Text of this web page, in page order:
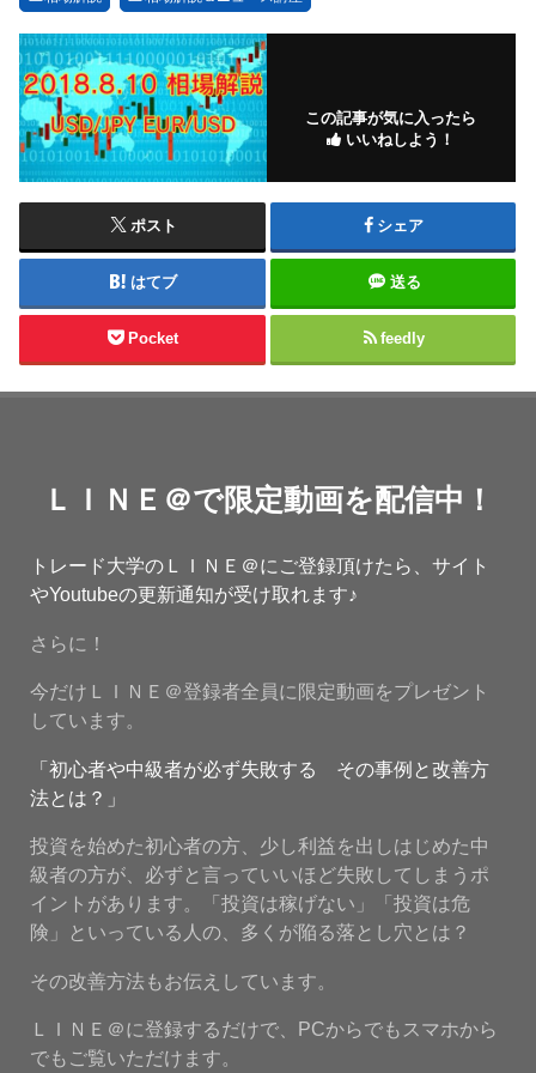
この記事が気に入ったら
いいねしよう！
ポスト シェア
はてブ 送る
Pocket feedly
ＬＩＮＥ＠で限定動画を配信中！
トレード大学のＬＩＮＥ＠にご登録頂けたら、サイト
やYoutubeの更新通知が受け取れます♪
さらに！
今だけＬＩＮＥ＠登録者全員に限定動画をプレゼント
しています。
「初心者や中級者が必ず失敗する その事例と改善方
法とは？」
投資を始めた初心者の方、少し利益を出しはじめた中
級者の方が、必ずと言っていいほど失敗してしまうポ
イントがあります。「投資は稼げない」「投資は危
険」といっている人の、多くが陥る落とし穴とは？
その改善方法もお伝えしています。
ＬＩＮＥ＠に登録するだけで、PCからでもスマホから
でもご覧いただけます。